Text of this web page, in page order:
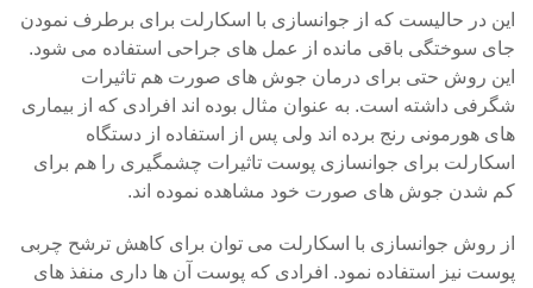
این در حالیست که از جوانسازی با اسکارلت برای برطرف نمودن
جای سوختگی باقی مانده از عمل های جراحی استفاده می شود.
این روش حتی برای درمان جوش های صورت هم تاثیرات
شگرفی داشته است. به عنوان مثال بوده اند افرادی که از بیماری
های هورمونی رنج برده اند ولی پس از استفاده از دستگاه
اسکارلت برای جوانسازی پوست تاثیرات چشمگیری را هم برای
کم شدن جوش های صورت خود مشاهده نموده اند.
از روش جوانسازی با اسکارلت می توان برای کاهش ترشح چربی
پوست نیز استفاده نمود. افرادی که پوست آن ها داری منفذ های